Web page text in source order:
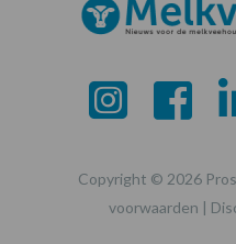
Copyright © 2026
voorwaarden |